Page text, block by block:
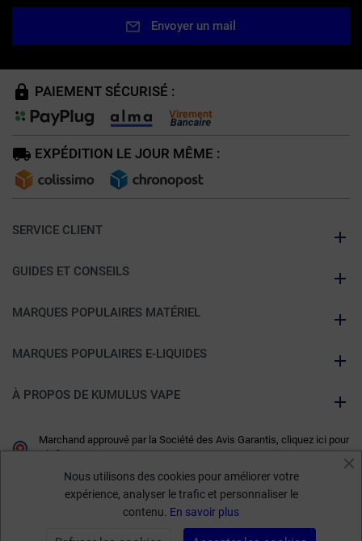
Envoyer un mail
PAIEMENT SÉCURISÉ :
EXPÉDITION LE JOUR MÊME :
SERVICE CLIENT
GUIDES ET CONSEILS
MARQUES POPULAIRES MATÉRIEL
MARQUES POPULAIRES E-LIQUIDES
À PROPOS DE KUMULUS VAPE
Marchand approuvé par la Société des Avis Garantis, cliquez ici pour
vérifier.
Nous utilisons des cookies pour améliorer votre
expérience, analyser le trafic et personnaliser le
contenu. En savoir plus